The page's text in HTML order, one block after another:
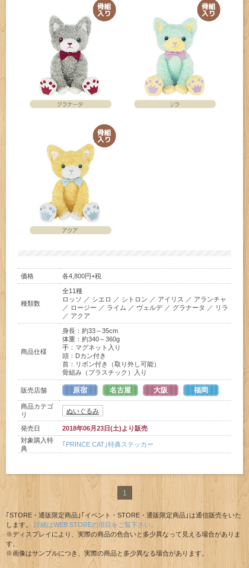
価格 各4,800円+税
種類数
全11種
ロッソ ／ シエロ ／ シトロン ／ アイリス ／ アランチャ
／ ロージー ／ ライム ／ ヴェルデ ／ グラナータ ／ リラ
／ アクア
商品仕様
身長：約33～35cm
体重：約340～360g
手：マグネット入り
頭：Dカン付き
首：リボン付き（取り外し可能）
骨組み（プラスチック）入り
販売店舗 原宿 名古屋 大阪 福岡
商品カテゴ
リ
ぬいぐるみ
発売日
2018年06月23日(土)より販売
対象購入特
典
｢PRINCE CAT｣特典ステッカー
1
｢STORE・通販限定商品｣｢イベント・STORE・通販限定商品｣は通信販売をいた
します。 詳細はWEB STOREの項目をご覧下さい。
※ディスプレイにより、実際の商品の色合いと多少異なって見える場合がありま
す。
※画像はサンプルにつき、実際の商品と多少異なる場合があります。